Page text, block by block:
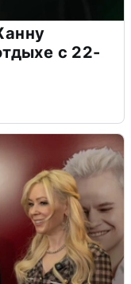
с 22-